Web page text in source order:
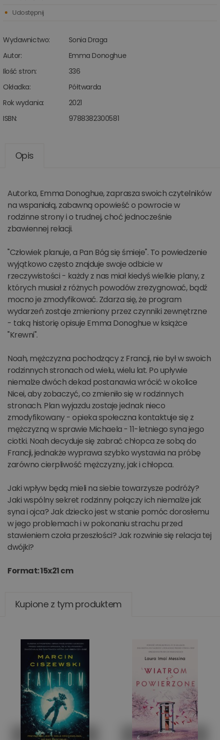
Wydawnictwo:
Sonia Draga
Autor:
Emma Donoghue
Ilość stron:
336
Okładka:
Półtwarda
Rok wydania:
2021
ISBN:
9788382300581
Udostępnij
Opis
Autorka, Emma Donoghue, zaprasza swoich czytelników
na wspaniałą, zabawną opowieść o powrocie w
rodzinne strony i o trudnej, choć jednocześnie
zbawiennej relacji.
"Człowiek planuje, a Pan Bóg się śmieje". To powiedzenie
wyjątkowo często znajduje swoje odbicie w
rzeczywistości - każdy z nas miał kiedyś wielkie plany, z
których musiał z różnych powodów zrezygnować, bądź
mocno je zmodyfikować. Zdarza się, że program
wydarzeń zostaje zmieniony przez czynniki zewnętrzne
- taką historię opisuje Emma Donoghue w książce
"Krewni".
Noah, mężczyzna pochodzący z Francji, nie był w swoich
rodzinnych stronach od wielu, wielu lat. Po upływie
niemalże dwóch dekad postanawia wrócić w okolice
Nicei, aby zobaczyć, co zmieniło się w rodzinnych
stronach. Plan wyjazdu zostaje jednak nieco
zmodyfikowany - opieka społeczna kontaktuje się z
mężczyzną w sprawie Michaela - 11-letniego syna jego
ciotki. Noah decyduje się zabrać chłopca ze sobą do
Francji, jednakże wyprawa szybko wystawia na próbę
zarówno cierpliwość mężczyzny, jak i chłopca.
Jaki wpływ będą mieli na siebie towarzysze podróży?
Jaki wspólny sekret rodzinny połączy ich niemalże jak
syna i ojca? Jak dziecko jest w stanie pomóc dorosłemu
w jego problemach i w pokonaniu strachu przed
stawieniem czoła przeszłości? Jak rozwinie się relacja tej
dwójki?
Format: 15x21 cm
Kupione z tym produktem